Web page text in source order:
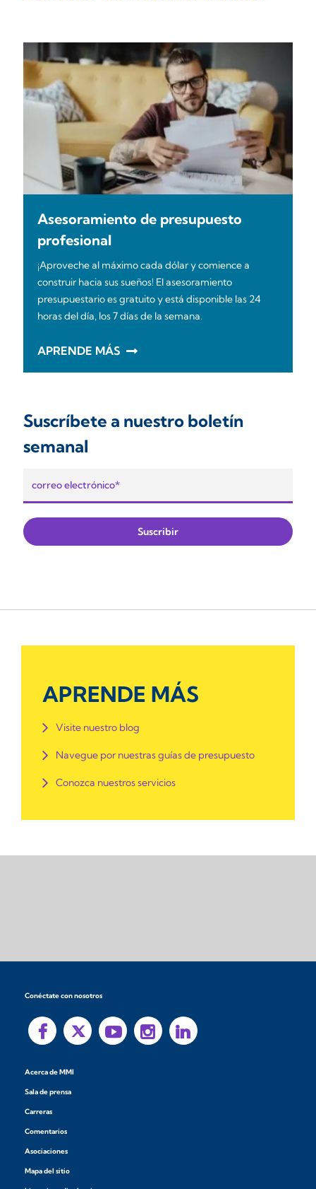
Asesoramiento de presupuesto
profesional
¡Aproveche al máximo cada dólar y comience a
construir hacia sus sueños! El asesoramiento
presupuestario es gratuito y está disponible las 24
horas del día, los 7 días de la semana.
APRENDE MÁS
Suscríbete a nuestro boletín
semanal
APRENDE MÁS
Visite nuestro blog
Navegue por nuestras guías de presupuesto
Conozca nuestros servicios
Conéctate con nosotros
Acerca de MMI
Sala de prensa
Carreras
Comentarios
Asociaciones
Mapa del sitio